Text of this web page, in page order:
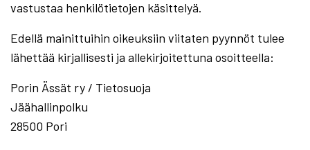
vastustaa henkilötietojen käsittelyä.
Edellä mainittuihin oikeuksiin viitaten pyynnöt tulee
lähettää kirjallisesti ja allekirjoitettuna osoitteella:
Porin Ässät ry / Tietosuoja
Jäähallinpolku
28500 Pori